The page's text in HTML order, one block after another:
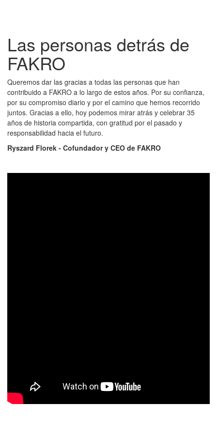
Las personas detrás de
FAKRO
Queremos dar las gracias a todas las personas que han
contribuido a FAKRO a lo largo de estos años. Por su confianza,
por su compromiso diario y por el camino que hemos recorrido
juntos. Gracias a ello, hoy podemos mirar atrás y celebrar 35
años de historia compartida, con gratitud por el pasado y
responsabilidad hacia el futuro.
Ryszard Florek - Cofundador y CEO de FAKRO